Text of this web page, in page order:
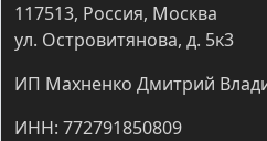
117513, Россия, Москва
ул. Островитянова, д. 5к3
ИП Махненко Дмитрий
ИНН: 772791850809